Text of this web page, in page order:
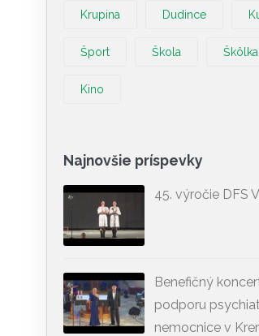
Krupina Dudince
Šport Škola Škôlka
Kino
Najnovšie príspevky
45. výročie DFS
Benefičný
podporu
nemocnice v